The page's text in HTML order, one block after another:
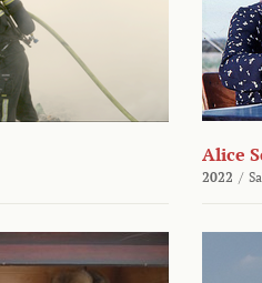
Alice
2022 /